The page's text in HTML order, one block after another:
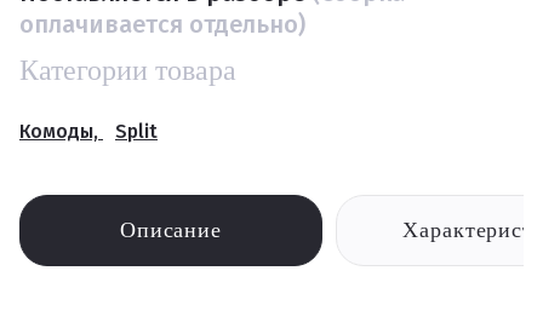
оплачивается отдельно)
Категории товара
Комоды, Split
Описание